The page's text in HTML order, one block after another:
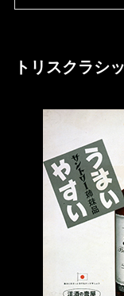
トリスクラシ